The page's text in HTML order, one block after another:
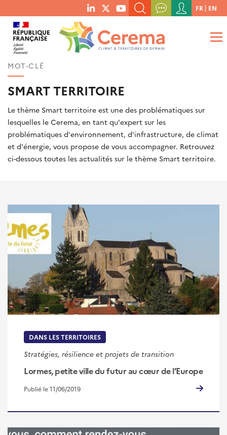
menu
social
links
RECHERCHER UN MOT-CLÉ, UNE PUBLICATION, ETC.
QUE RECHERCHEZ-VOUS ?
Menu
du
compte
de
FR EN
MOT-CLÉ
SMART TERRITOIRE
Le thème Smart territoire est une des problématiques sur
lesquelles le Cerema, en tant qu'expert sur les
problématiques d'environnement, d'infrastructure, de climat
et d'énergie, vous propose de vous accompagner. Retrouvez
ci-dessous toutes les actualités sur le thème Smart territoire.
DANS LES TERRITOIRES
Stratégies, résilience et projets de transition
Lormes, petite ville du futur au cœur de l’Europe
Publié le 11/06/2019